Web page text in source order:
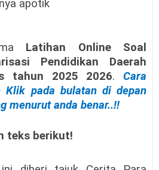
apotik
Latihan Online Soal
Pendidikan Daerah
tahun 2025 2026.Cara
Klik pada bulatan di depan
menurut anda benar..!!
teks berikut!